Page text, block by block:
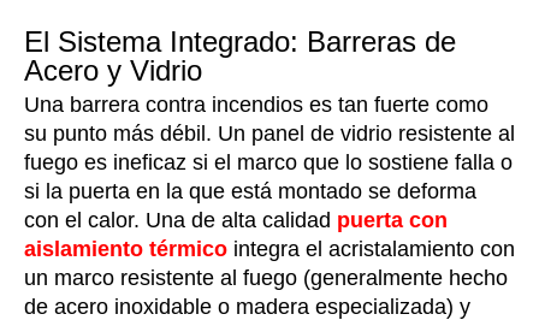
El Sistema Integrado: Barreras de
Acero y Vidrio
Una barrera contra incendios es tan fuerte como
su punto más débil. Un panel de vidrio resistente al
fuego es ineficaz si el marco que lo sostiene falla o
si la puerta en la que está montado se deforma
con el calor. Una de alta calidad puerta con
aislamiento térmico integra el acristalamiento con
un marco resistente al fuego (generalmente hecho
de acero inoxidable o madera especializada) y